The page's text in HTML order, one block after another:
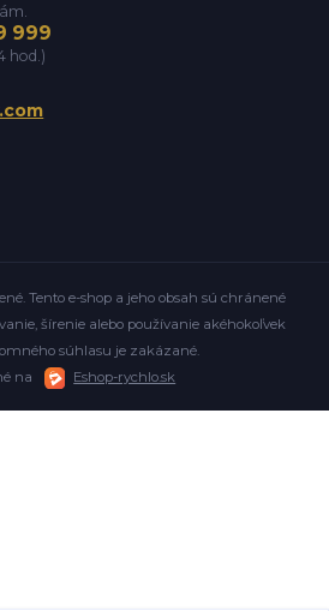
999
hod.)
Tento e-shop a jeho obsah sú chránené
šírenie alebo používanie akéhokoľvek
súhlasu je zakázané.
na
Eshop-rychlo.sk